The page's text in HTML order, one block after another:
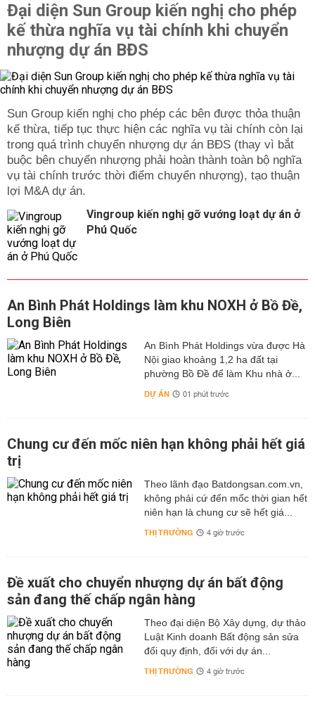
Đại diện Sun Group kiến nghị cho phép
kế thừa nghĩa vụ tài chính khi chuyển
nhượng dự án BĐS
Sun Group kiến nghị cho phép các bên được thỏa thuận
kế thừa, tiếp tục thực hiện các nghĩa vụ tài chính còn lại
trong quá trình chuyển nhượng dự án BĐS (thay vì bắt
buộc bên chuyển nhượng phải hoàn thành toàn bộ nghĩa
vụ tài chính trước thời điểm chuyển nhượng), tạo thuận
lợi M&A dự án.
Vingroup kiến nghị gỡ vướng loạt dự án ở
Phú Quốc
An Bình Phát Holdings làm khu NOXH ở Bồ Đề,
Long Biên
An Bình Phát Holdings vừa được Hà
Nội giao khoảng 1,2 ha đất tại
phường Bồ Đề để làm Khu nhà ở...
DỰ ÁN 01 phút trước
Chung cư đến mốc niên hạn không phải hết giá
trị
Theo lãnh đạo Batdongsan.com.vn,
không phải cứ đến mốc thời gian hết
niên hạn là chung cư sẽ hết giá...
THỊ TRƯỜNG 4 giờ trước
Đề xuất cho chuyển nhượng dự án bất động
sản đang thế chấp ngân hàng
Theo đại diện Bộ Xây dựng, dự thảo
Luật Kinh doanh Bất động sản sửa
đổi quy định, đối với dự án...
THỊ TRƯỜNG 4 giờ trước